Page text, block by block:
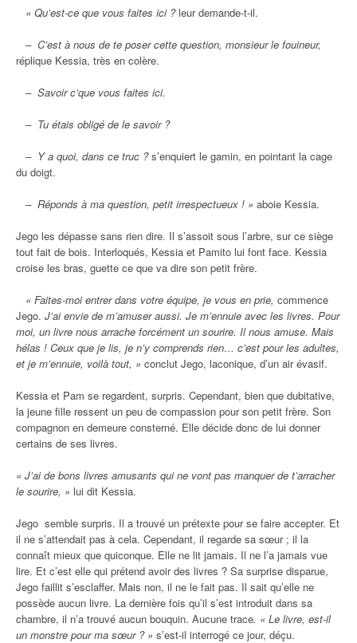
« Qu’est-ce que vous faites ici ?leur demande-t-il.
– C’est à nous de te poser cette question, monsieur le fouineur,
réplique Kessia, très en colère.
– Savoir c’que vous faites ici.
– Tu étais obligé de le savoir ?
– Y a quoi, dans ce truc ?s’enquiert le gamin, en pointant la cage
du doigt.
– Réponds à ma question, petit irrespectueux ! » aboie Kessia.
Jego les dépasse sans rien dire. Il s’assoit sous l’arbre, sur ce siège
tout fait de bois. Interloqués, Kessia et Pamito lui font face. Kessia
croise les bras, guette ce que va dire son petit frère.
« Faites-moi entrer dans votre équipe, je vous en prie, commence
Jego. J’ai envie de m’amuser aussi. Je m’ennuie avec les livres. Pour
moi, un livre nous arrache forcément un sourire. Il nous amuse. Mais
hélas ! Ceux que je lis, je n’y comprends rien… c’est pour les adultes,
et je m’ennuie, voilà tout, » conclut Jego, laconique, d’un air évasif.
Kessia et Pam se regardent, surpris. Cependant, bien que dubitative,
la jeune fille ressent un peu de compassion pour son petit frère. Son
compagnon en demeure consterné. Elle décide donc de lui donner
certains de ses livres.
« J’ai de bons livres amusants qui ne vont pas manquer de t’arracher
le sourire, » lui dit Kessia.
Jego semble surpris. Il a trouvé un prétexte pour se faire accepter. Et
il ne s’attendait pas à cela. Cependant, il regarde sa sœur ; il la
connaît mieux que quiconque. Elle ne lit jamais. Il ne l’a jamais vue
lire. Et c’est elle qui prétend avoir des livres ? Sa surprise disparue,
Jego faillit s’esclaffer. Mais non, il ne le fait pas. Il sait qu’elle ne
possède aucun livre. La dernière fois qu’il s’est introduit dans sa
chambre, il n’a trouvé aucun bouquin. Aucune trace. « Le livre, est-il
un monstre pour ma sœur ? » s’est-il interrogé ce jour, déçu.